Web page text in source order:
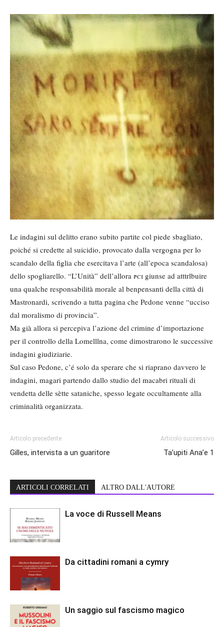
Le indagini sul delitto erano subito partite col piede sbagliato,
poiché si credette al suicidio, provocato dalla vergogna per lo
scandalo della figlia che esercitava l’arte (all’epoca scandalosa)
dello spogliarello. “L’Unità” dell’allora pci giunse ad atttrlbuire
una qualche responsabilità morale al benpensanti della città di
Mastronardi, scrivendo a tutta pagina che Pedone venne “ucciso
dal moralismo di provincia”.
Ma già allora si percepiva l’azione del crimine d’importazione
per il controllo della Lomelllna, come dimostrarono le successive
indagini giudiziarie.
Sul caso Pedone, c’é solo da sperare che si riaprano davvero le
indagini, magari partendo dallo studio del macabri rituali di
vendetta delle sètte sataniche, spesso legate occultamente alla
criminalità organizzata.
Articolo precedente
Gilles, intervista a un guaritore
Articolo successivo
Ta’upiti Ana’e 1
ARTICOLI CORRELATI ALTRO DALL'AUTORE
La voce di Russell Means
Da cittadini romani a cymry
Un saggio sul fascismo magico